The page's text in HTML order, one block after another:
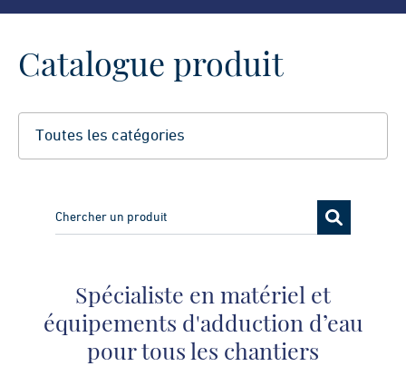
Catalogue produit
Spécialiste en matériel et
équipements d'adduction d’eau
pour tous les chantiers